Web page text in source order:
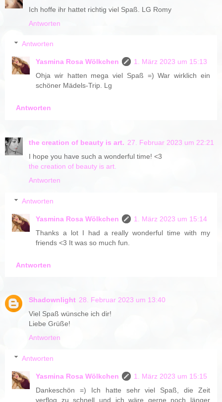
Ich hoffe ihr hattet richtig viel Spaß. LG Romy
Antworten
Antworten
Yasmina Rosa Wölkchen
1. März 2023 um 15:13
Ohja wir hatten mega viel Spaß =) War wirklich ein
schöner Mädels-Trip. Lg
Antworten
the creation of beauty is art. 27. Februar 2023 um 22:21
I hope you have such a wonderful time! <3
the creation of beauty is art.
Antworten
Antworten
Yasmina Rosa Wölkchen
1. März 2023 um 15:14
Thanks a lot I had a really wonderful time with my
friends <3 It was so much fun.
Antworten
Shadownlight 28. Februar 2023 um 13:40
Viel Spaß wünsche ich dir!
Liebe Grüße!
Antworten
Antworten
Yasmina Rosa Wölkchen
1. März 2023 um 15:15
Dankeschön =) Ich hatte sehr viel Spaß, die Zeit
verflog zu schnell und ich wäre gerne noch länger